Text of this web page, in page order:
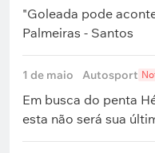
"Goleada pode
Palmeiras - Santos
1 de maio Autosport
Em busca do penta
esta não será sua